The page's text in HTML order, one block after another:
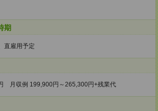
期
直雇用予定
月収例 199,900円～265,300円+残業代